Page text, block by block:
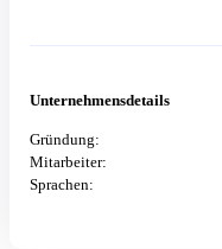
Unternehmensdetails
Gründung:
Mitarbeiter:
Sprachen: